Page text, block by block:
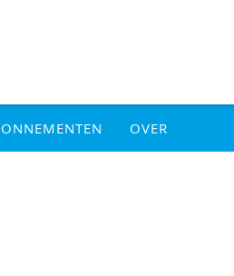
OVER